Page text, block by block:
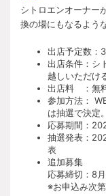
雑誌やウェ
商品やブラ
会場内の撮
方々へのご
【ご参加にあたっ
当イベント
事前応募に
し込みくだ
会場内駐車
に記載の駐
事前応募の
ります。車
ください。
シトロエンオーナー
換の場にもなるような
出店予定数：
出店条件：シ
越しいただけ
出店料 ：無
参加方法：
は抽選で決定。
応募期間：
抽選発表：
表
追加募集
応募締切：8月
※お申込み次